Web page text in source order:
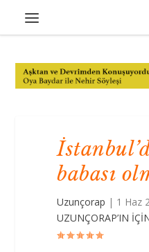
babası
Uzunçorap | 1 Haz
UZUNÇORAP’IN